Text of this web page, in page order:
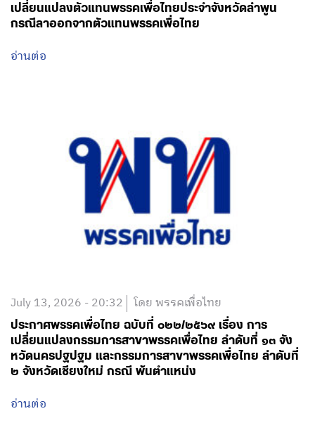
เปลี่ยนแปลงตัวแทนพรรคเพื่อไทยประจำจังหวัดลำพูน
กรณีลาออกจากตัวแทนพรรคเพื่อไทย
อ่านต่อ
July 13, 2026 - 20:32 โดย พรรคเพื่อไทย
ประกาศพรรคเพื่อไทย ฉบับที่ ๐๒๒/๒๕๖๙ เรื่อง การ
เปลี่ยนแปลงกรรมการสาขาพรรคเพื่อไทย ลำดับที่ ๑๓ จัง
หวัดนครปฐปฐม และกรรมการสาขาพรรคเพื่อไทย ลำดับที่
๒ จังหวัดเชียงใหม่ กรณี พ้นตำแหน่ง
อ่านต่อ